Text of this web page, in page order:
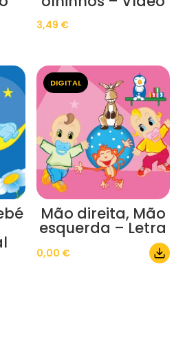
3,49 €
DIGITAL
Mão direita, Mão
esquerda – Letra
0,00 €